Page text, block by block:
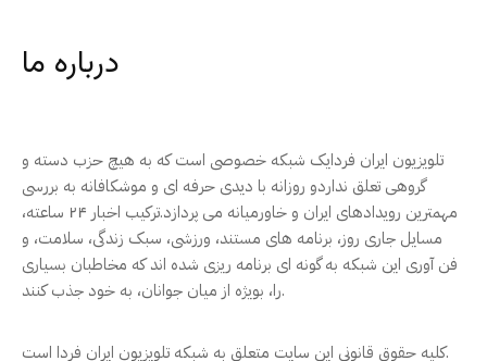
درباره ما
تلویزیون ایران فردایک شبکه خصوصی است که به هیچ حزب دسته و
گروهی تعلق نداردو روزانه با دیدی حرفه ای و موشکافانه به بررسی
مهمترین رویدادهای ایران و خاورمیانه می پردازد.ترکیب اخبار ۲۴ ساعته،
مسایل جاری روز، برنامه های مستند، ورزشی، سبک زندگی، سلامت، و
فن آوری این شبکه به گونه ای برنامه ریزی شده اند که مخاطبان بسیاری
را، بویژه از میان جوانان، به خود جذب کنند.
کلیه حقوق قانونی این سایت متعلق به شبکه تلویزیون ایران فردا است.